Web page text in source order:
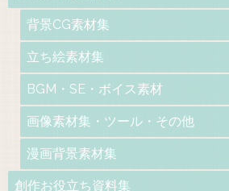
背景CG素材集
立ち絵素材集
BGM・SE・ボイス素材
画像素材集・ツール・その他
漫画背景素材集
創作お役立ち資料集